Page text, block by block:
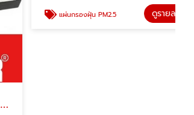
แผ่นกรองฝุ่น PM2.5